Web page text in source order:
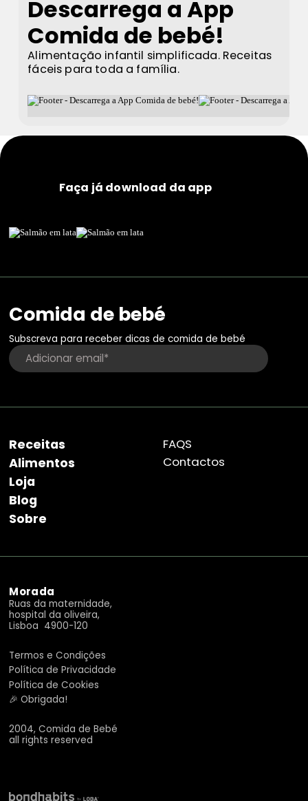
Descarrega a App
Comida de bebé!
Alimentação infantil simplificada. Receitas
fáceis para toda a família.
Comida de bebé
Subscreva para receber dicas de comida de bebé
Receitas
Alimentos
Loja
Blog
Sobre
FAQS
Contactos
Faça já download da app
Morada
Ruas da maternidade,
hospital da oliveira,
Lisboa 4900-120
Termos e Condições
Política de Privacidade
Política de Cookies
🎉 Obrigada!
2004, Comida de Bebé
all rights reserved